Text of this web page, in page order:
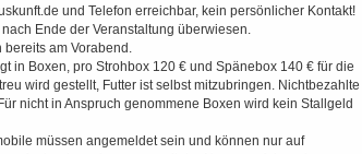
und Telefon erreichbar, kein persönlicher Kontakt!
Ende der Veranstaltung überwiesen.
am Vorabend.
in Boxen, pro Strohbox 120 € und Spänebox 140 € für die
wird gestellt, Futter ist selbst mitzubringen. Nichtbezahlte
nicht in Anspruch genommene Boxen wird kein Stallgeld
müssen angemeldet sein und können nur auf